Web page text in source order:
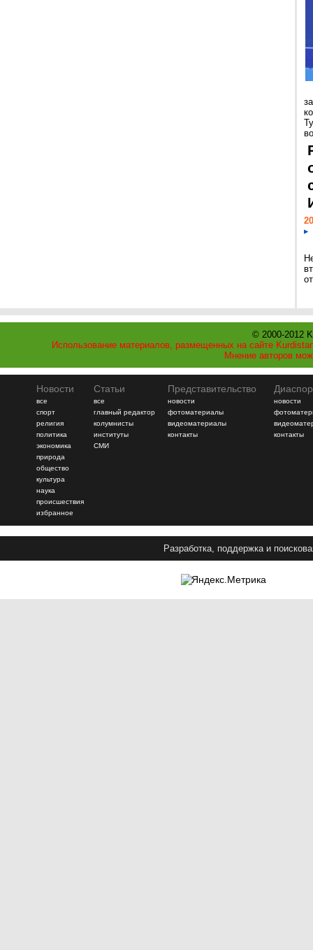
© 2000-2012
Использование материалов, размещенных на сайте
Мнение авторов
Новости
все
спорт
религия
политика
экономика
природа
общество
культура
наука
происшествия
избранное
Статьи
все
главный редактор
колумнисты
институты
СМИ
Представительство
новости
фотоматериалы
видеоматериалы
контакты
новости
контакты
Разработка, поддержка и